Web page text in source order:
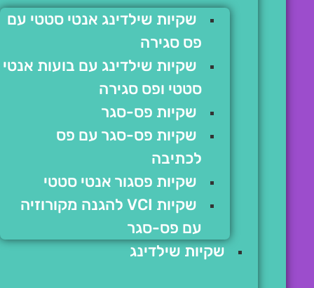
שקיות שילדינג אנטי סטטי עם
פס סגירה
שקיות שילדינג עם בועות אנטי
סטטי ופס סגירה
שקיות פס-סגר
שקיות פס-סגר עם פס
לכתיבה
שקיות פסגור אנטי סטטי
שקיות VCI להגנה מקורוזיה
עם פס-סגר
שקיות שילדינג